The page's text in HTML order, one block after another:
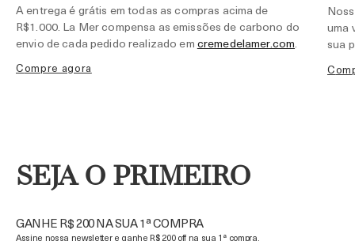
A entrega é grátis em todas as compras acima de
R$1.000. La Mer compensa as emissões de carbono do
envio de cada pedido realizado emcremedelamer.com.
compre agora
uma
sua
SEJA O PRIMEIRO
GANHE R$ 200 NA SUA 1ª COMPRA
Assine nossa newsletter e ganhe R$ 200 off na sua 1ª compra.